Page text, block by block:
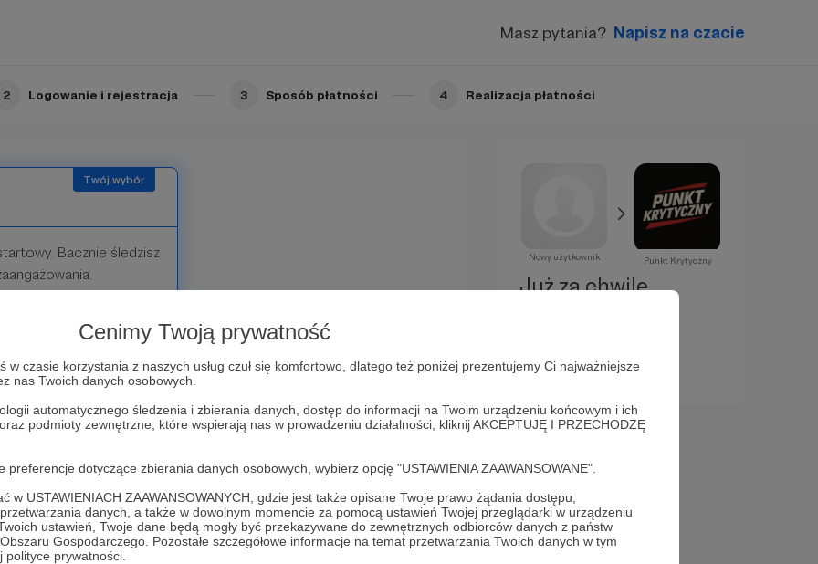
Cenimy Twoją prywatność
w czasie korzystania z naszych usług czuł się komfortowo, dlatego też poniżej prezentujemy Ci najważniejsze
nas Twoich danych osobowych.
automatycznego śledzenia i zbierania danych, dostęp do informacji na Twoim urządzeniu końcowym i ich
podmioty zewnętrzne, które wspierają nas w prowadzeniu działalności, kliknij AKCEPTUJĘ I PRZECHODZĘ
dotyczące zbierania danych osobowych, wybierz opcję "USTAWIENIA ZAAWANSOWANE".
w USTAWIENIACH ZAAWANSOWANYCH, gdzie jest także opisane Twoje prawo żądania dostępu,
danych, a także w dowolnym momencie za pomocą ustawień Twojej przeglądarki w urządzeniu
ustawień, Twoje dane będą mogły być przekazywane do zewnętrznych odbiorców danych z państw
Gospodarczego. Pozostałe szczegółowe informacje na temat przetwarzania Twoich danych w tym
prywatności.
Masz pytania? Napisz na czacie
2 Logowanie i rejestracja 3 Sposób płatności 4 Realizacja płatności
Bacznie śledzisz
"Analityk" podkreśla
że ma dostęp do
dla wszystkich. Jest
Nowy użytkownik Punkt Krytyczny
Już za chwilę